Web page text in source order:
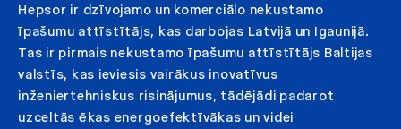
Hepsor ir dzīvojamo un komerciālo nekustamo
īpašumu attīstītājs, kas darbojas Latvijā un Igaunijā.
Tas ir pirmais nekustamo īpašumu attīstītājs Baltijas
valstīs, kas ieviesis vairākus inovatīvus
inženiertehniskus risinājumus, tādējādi padarot
uzceltās ēkas energoefektīvākas un videi